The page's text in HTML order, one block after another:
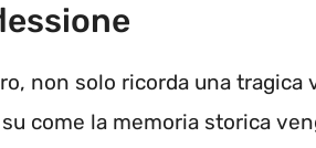
non solo ricorda una tragica
su come la memoria storica